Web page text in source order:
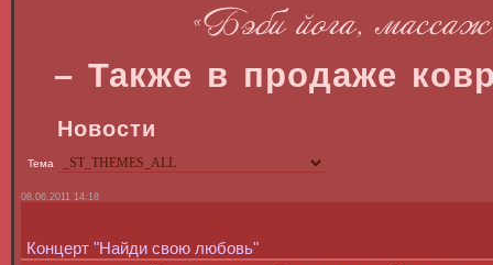
– Также в продаже
Новости
Тема
08.06.2011 14:18
Концерт "Найди свою любовь"